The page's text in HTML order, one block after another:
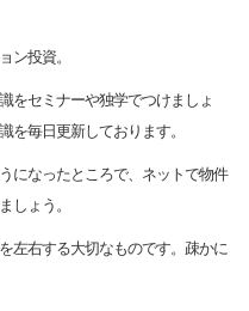
ン投資。
をセミナーや独学でつけましょ
を毎日更新しております。
になったところで、ネットで物件
しょう。
左右する大切なものです。疎かに